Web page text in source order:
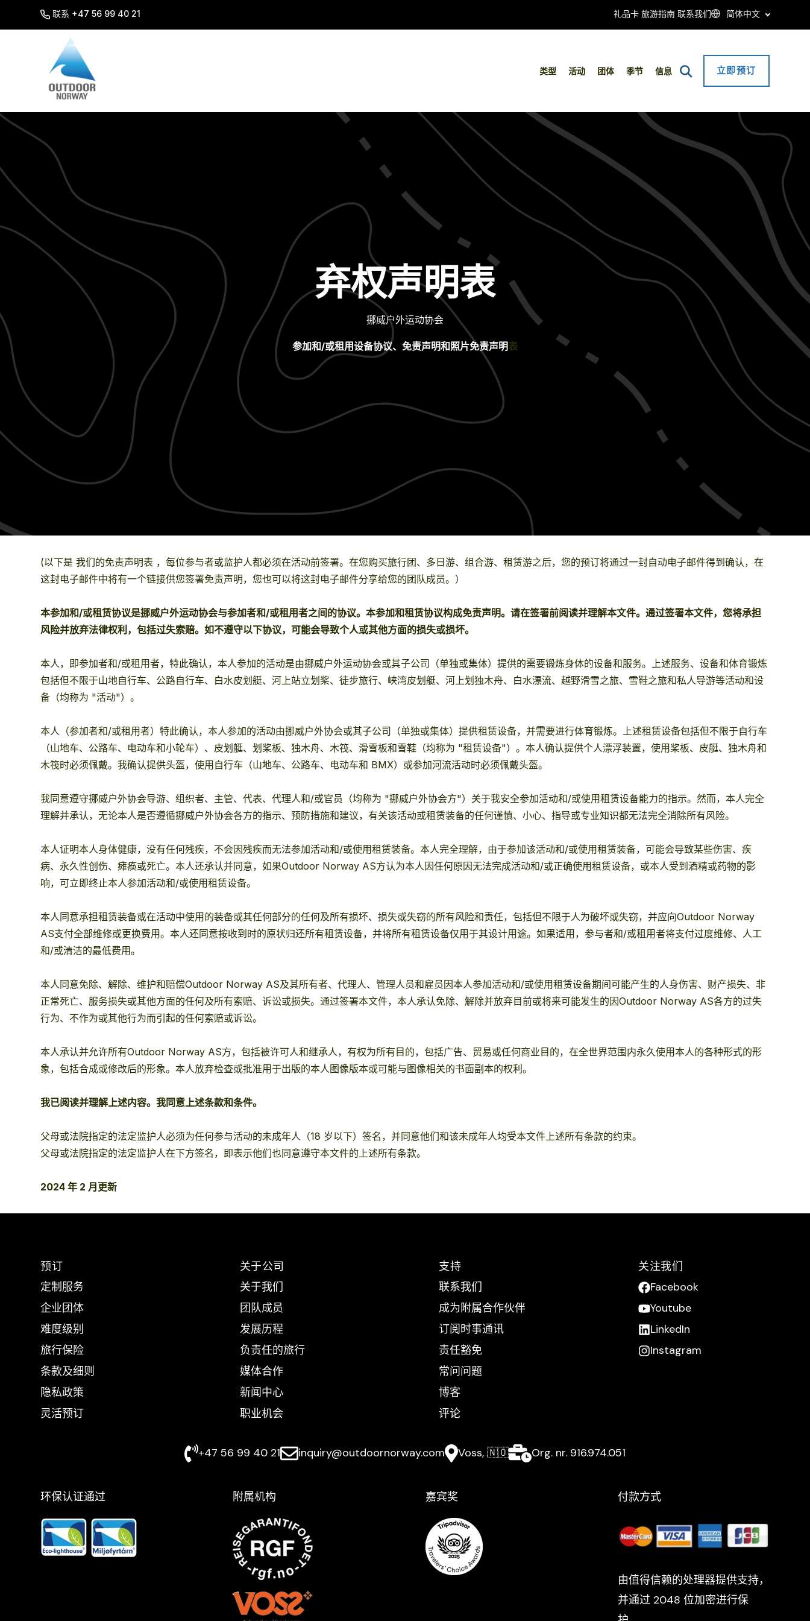
联系 +47 56 99 40 21 礼品卡 旅游指南 联系我们 简体中文
类型 活动 团体 季节 信息
Open
Search
立即预订
弃权声明表
挪威户外运动协会
参加和/或租用设备协议、免责声明和照片免责声明表
(以下是我们的免责声明表 ，每位参与者或监护人都必须在活动前签署。在您购买旅行团、多日游、组合游、租赁游之后，您的预订将通过一封自动电子邮件得到确认，在
这封电子邮件中将有一个链接供您签署免责声明，您也可以将这封电子邮件分享给您的团队成员。）
本参加和/或租赁协议是挪威户外运动协会与参加者和/或租用者之间的协议。本参加和租赁协议构成免责声明。请在签署前阅读并理解本文件。通过签署本文件，您将承担
风险并放弃法律权利，包括过失索赔。如不遵守以下协议，可能会导致个人或其他方面的损失或损坏。
本人，即参加者和/或租用者，特此确认，本人参加的活动是由挪威户外运动协会或其子公司（单独或集体）提供的需要锻炼身体的设备和服务。上述服务、设备和体育锻炼
包括但不限于山地自行车、公路自行车、白水皮划艇、河上站立划桨、徒步旅行、峡湾皮划艇、河上划独木舟、白水漂流、越野滑雪之旅、雪鞋之旅和私人导游等活动和设
备（均称为 "活动"）。
本人（参加者和/或租用者）特此确认，本人参加的活动由挪威户外协会或其子公司（单独或集体）提供租赁设备，并需要进行体育锻炼。上述租赁设备包括但不限于自行车
（山地车、公路车、电动车和小轮车）、皮划艇、划桨板、独木舟、木筏、滑雪板和雪鞋（均称为 "租赁设备"）。本人确认提供个人漂浮装置，使用桨板、皮艇、独木舟和
木筏时必须佩戴。我确认提供头盔，使用自行车（山地车、公路车、电动车和 BMX）或参加河流活动时必须佩戴头盔。
我同意遵守挪威户外协会导游、组织者、主管、代表、代理人和/或官员（均称为 "挪威户外协会方"）关于我安全参加活动和/或使用租赁设备能力的指示。然而，本人完全
理解并承认，无论本人是否遵循挪威户外协会各方的指示、预防措施和建议，有关该活动或租赁装备的任何谨慎、小心、指导或专业知识都无法完全消除所有风险。
本人证明本人身体健康，没有任何残疾，不会因残疾而无法参加活动和/或使用租赁装备。本人完全理解，由于参加该活动和/或使用租赁装备，可能会导致某些伤害、疾
病、永久性创伤、瘫痪或死亡。本人还承认并同意，如果Outdoor Norway AS方认为本人因任何原因无法完成活动和/或正确使用租赁设备，或本人受到酒精或药物的影
响，可立即终止本人参加活动和/或使用租赁设备。
本人同意承担租赁装备或在活动中使用的装备或其任何部分的任何及所有损坏、损失或失窃的所有风险和责任，包括但不限于人为破坏或失窃，并应向Outdoor Norway
AS支付全部维修或更换费用。本人还同意按收到时的原状归还所有租赁设备，并将所有租赁设备仅用于其设计用途。如果适用，参与者和/或租用者将支付过度维修、人工
和/或清洁的最低费用。
本人同意免除、解除、维护和赔偿Outdoor Norway AS及其所有者、代理人、管理人员和雇员因本人参加活动和/或使用租赁设备期间可能产生的人身伤害、财产损失、非
正常死亡、服务损失或其他方面的任何及所有索赔、诉讼或损失。通过签署本文件，本人承认免除、解除并放弃目前或将来可能发生的因Outdoor Norway AS各方的过失
行为、不作为或其他行为而引起的任何索赔或诉讼。
本人承认并允许所有Outdoor Norway AS方，包括被许可人和继承人，有权为所有目的，包括广告、贸易或任何商业目的，在全世界范围内永久使用本人的各种形式的形
象，包括合成或修改后的形象。本人放弃检查或批准用于出版的本人图像版本或可能与图像相关的书面副本的权利。
我已阅读并理解上述内容。我同意上述条款和条件。
父母或法院指定的法定监护人必须为任何参与活动的未成年人（18 岁以下）签名，并同意他们和该未成年人均受本文件上述所有条款的约束。
父母或法院指定的法定监护人在下方签名，即表示他们也同意遵守本文件的上述所有条款。
2024 年 2 月更新
预订
定制服务
企业团体
难度级别
旅行保险
条款及细则
隐私政策
灵活预订
关于公司
关于我们
团队成员
发展历程
负责任的旅行
媒体合作
新闻中心
职业机会
支持
联系我们
成为附属合作伙伴
订阅时事通讯
责任豁免
常问问题
博客
评论
关注我们
Facebook
Youtube
LinkedIn
Instagram
+47 56 99 40 21 inquiry@outdoornorway.com Voss, 🇳🇴 Org. nr. 916.974.051
环保认证通过 附属机构 嘉宾奖​ 付款方式
由值得信赖的处理器提供支持，
并通过 2048 位加密进行保